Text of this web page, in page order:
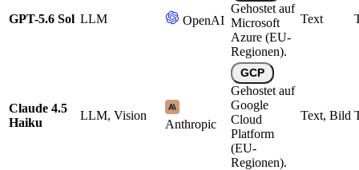
GPT-5.6 Sol LLM OpenAI
Gehostet auf
Microsoft
Azure (EU-
Regionen).
Text
Claude 4.5
Haiku
LLM, Vision
Anthropic
GCP
Gehostet auf
Google
Cloud
Platform
(EU-
Regionen).
Text, Bild